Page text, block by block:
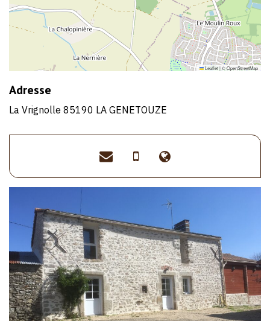
Leaflet|©OpenStreetMap
Adresse
La Vrignolle 85190 LA GENETOUZE
deberdtp85@gmail.com
>06
09
40
>https://